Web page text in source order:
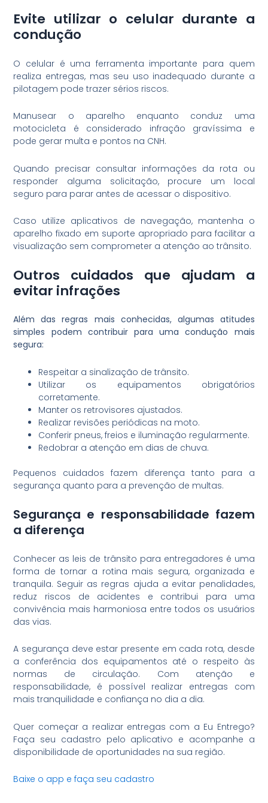
Evite utilizar o celular durante a
condução
O celular é uma ferramenta importante para quem
realiza entregas, mas seu uso inadequado durante a
pilotagem pode trazer sérios riscos.
Manusear o aparelho enquanto conduz uma
motocicleta é considerado infração gravíssima e
pode gerar multa e pontos na CNH.
Quando precisar consultar informações da rota ou
responder alguma solicitação, procure um local
seguro para parar antes de acessar o dispositivo.
Caso utilize aplicativos de navegação, mantenha o
aparelho fixado em suporte apropriado para facilitar a
visualização sem comprometer a atenção ao trânsito.
Outros cuidados que ajudam a
evitar infrações
Além das regras mais conhecidas, algumas atitudes
simples podem contribuir para uma condução mais
segura:
Respeitar a sinalização de trânsito.
Utilizar os equipamentos obrigatórios
corretamente.
Manter os retrovisores ajustados.
Realizar revisões periódicas na moto.
Conferir pneus, freios e iluminação regularmente.
Redobrar a atenção em dias de chuva.
Pequenos cuidados fazem diferença tanto para a
segurança quanto para a prevenção de multas.
Segurança e responsabilidade fazem
a diferença
Conhecer as leis de trânsito para entregadores é uma
forma de tornar a rotina mais segura, organizada e
tranquila. Seguir as regras ajuda a evitar penalidades,
reduz riscos de acidentes e contribui para uma
convivência mais harmoniosa entre todos os usuários
das vias.
A segurança deve estar presente em cada rota, desde
a conferência dos equipamentos até o respeito às
normas de circulação. Com atenção e
responsabilidade, é possível realizar entregas com
mais tranquilidade e confiança no dia a dia.
Quer começar a realizar entregas com a Eu Entrego?
Faça seu cadastro pelo aplicativo e acompanhe a
disponibilidade de oportunidades na sua região.
Baixe o app e faça seu cadastro